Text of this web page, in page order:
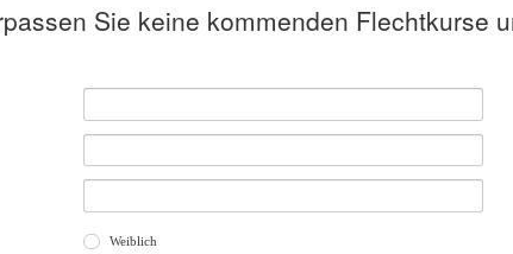
Sie keine kommenden Flechtkurse
Weiblich